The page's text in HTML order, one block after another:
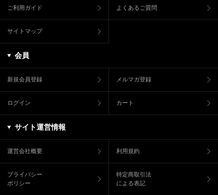
ご利用ガイド よくあるご質問
サイトマップ
会員
新規会員登録 メルマガ登録
ログイン カート
サイト運営情報
運営会社概要 利用規約
プライバシー
ポリシー
特定商取引法
による表記